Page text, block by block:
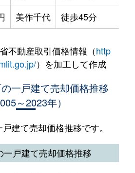
美作千代 徒歩45分
不動産取引価格情報（http
）を加工して作成
一戸建て売却価格推移
～2023年）
建て売却価格推移です。
一戸建て売却価格推移